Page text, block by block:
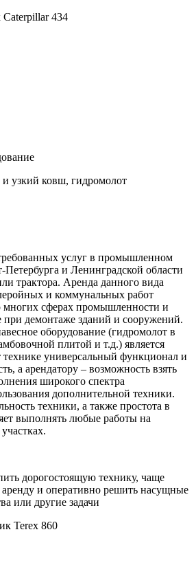
Caterpillar 434
узкий ковш, гидромолот
услуг в промышленном
Петербурга и Ленинградской области
трактора. Аренда данного вида
и коммунальных работ
многих сферах промышленности и
при демонтаже зданий и сооружений.
оборудование (гидромолот в
плитой и т.д.) является
универсальный функционал и
а арендатору – возможность взять
широкого спектра
дополнительной техники.
техники, а также простота в
выполнять любые работы на
дорогостоящую технику, чаще
аренду и оперативно решить насущные
или другие задачи